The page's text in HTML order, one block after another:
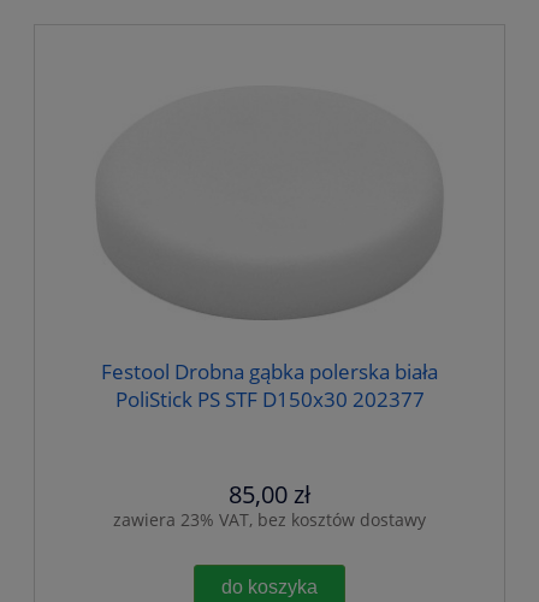
Festool Drobna gąbka polerska biała
PoliStick PS STF D150x30 202377
85,00 zł
zawiera 23% VAT, bez kosztów dostawy
do koszyka